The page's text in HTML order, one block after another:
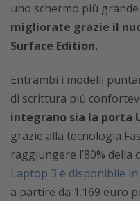
uno schermo più grande
migliorate grazie il
Surface Edition.
Entrambi i modelli
di scrittura più
integrano sia la porta
grazie alla tecnologia
raggiungere l’80% della
Laptop 3 è disponibile
a partire da 1.169 euro